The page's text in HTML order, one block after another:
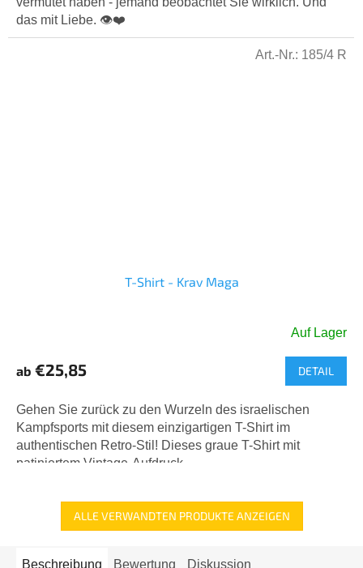
5
Sternen.
das mit Liebe. 👁️❤️
T-Shirt - Krav Maga
Auf Lager
ab €25,85 DETAIL
Gehen Sie zurück zu den Wurzeln des israelischen
Kampfsports mit diesem einzigartigen T-Shirt im
authentischen Retro-Stil! Dieses graue T-Shirt mit
patiniertem Vintage-Aufdruck...
Art.-Nr.: 185/4 R
ALLE VERWANDTEN PRODUKTE ANZEIGEN
Beschreibung Bewertung Diskussion